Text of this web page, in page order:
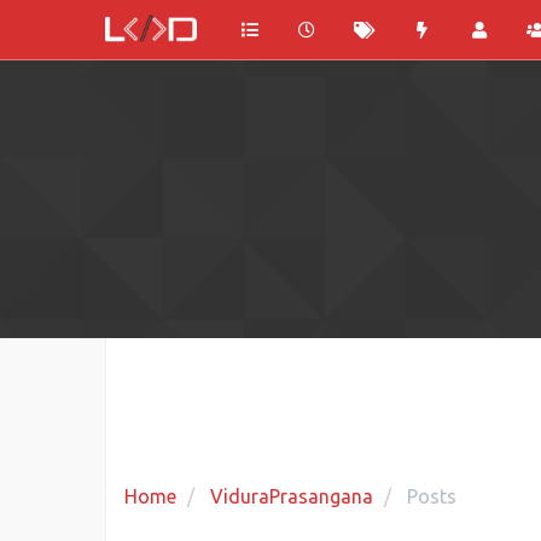
Home ViduraPrasangana Posts